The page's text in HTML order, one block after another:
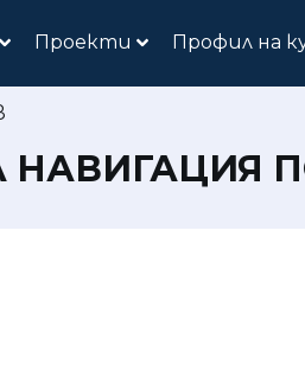
Проекти Профил на